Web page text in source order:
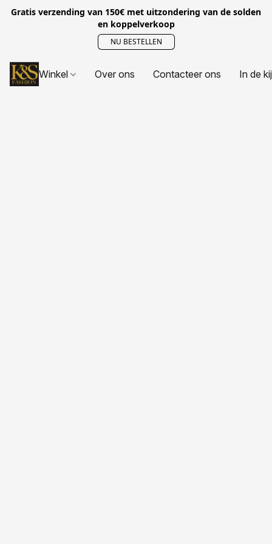
Gratis verzending van 150€ met uitzondering van de solden
en koppelverkoop
NU BESTELLEN
Winkel Over ons Contacteer ons In de